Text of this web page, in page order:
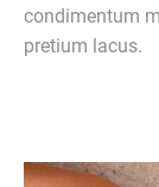
condimentum
pretium lacus.